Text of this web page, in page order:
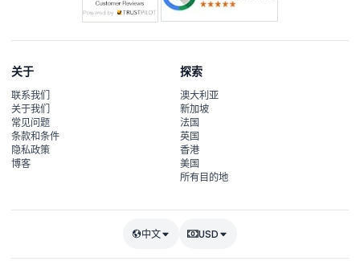
关于
联系我们
关于我们
常见问题
条款和条件
隐私政策
博客
探索
澳大利亚
新加坡
法国
英国
香港
美国
所有目的地
中文 USD